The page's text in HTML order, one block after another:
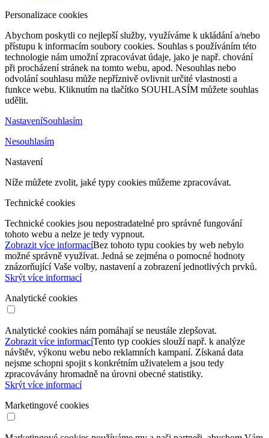
Personalizace cookies
Abychom poskytli co nejlepší služby, využíváme k ukládání a/nebo
přístupu k informacím soubory cookies. Souhlas s používáním této
technologie nám umožní zpracovávat údaje, jako je např. chování
při procházení stránek na tomto webu, apod. Nesouhlas nebo
odvolání souhlasu může nepříznivě ovlivnit určité vlastnosti a
funkce webu. Kliknutím na tlačítko SOUHLASÍM můžete souhlas
udělit.
NastaveníSouhlasím
Nesouhlasím
Nastavení
Níže můžete zvolit, jaké typy cookies můžeme zpracovávat.
Technické cookies
Technické cookies jsou nepostradatelné pro správné fungování
tohoto webu a nelze je tedy vypnout.
Zobrazit více informacíBez tohoto typu cookies by web nebylo
možné správně využívat. Jedná se zejména o pomocné hodnoty
znázorňující Vaše volby, nastavení a zobrazení jednotlivých prvků.
Skrýt více informací
Analytické cookies
Analytické cookies nám pomáhají se neustále zlepšovat.
Zobrazit více informacíTento typ cookies slouží např. k analýze
návštěv, výkonu webu nebo reklamních kampaní. Získaná data
nejsme schopni spojit s konkrétním uživatelem a jsou tedy
zpracovávány hromadně na úrovni obecné statistiky.
Skrýt více informací
Marketingové cookies